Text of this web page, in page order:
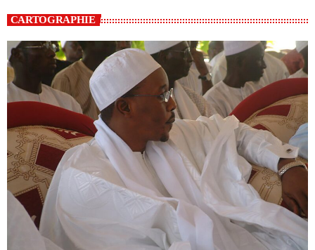
CARTOGRAPHIE